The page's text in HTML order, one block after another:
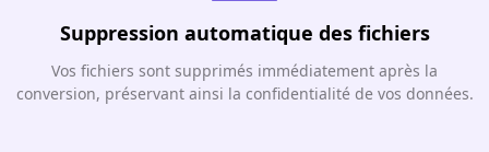
Suppression automatique des fichiers
Vos fichiers sont supprimés immédiatement après la
conversion, préservant ainsi la confidentialité de vos données.